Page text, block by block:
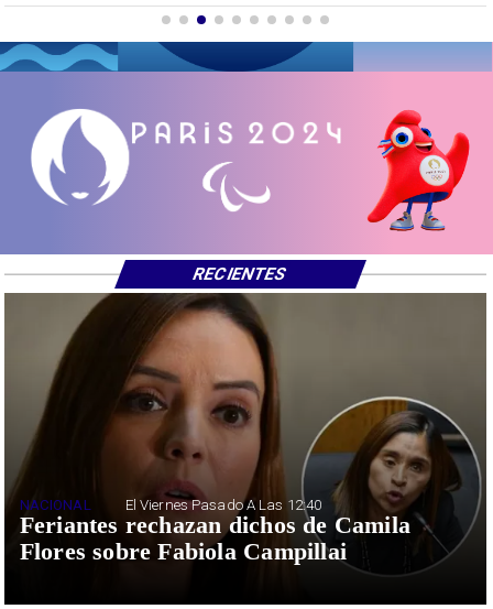
Feriantes rechazan dichos de Camila
Flores sobre Fabiola Campillai
NACIONAL El Viernes Pasado A Las 12:40
RECIENTES